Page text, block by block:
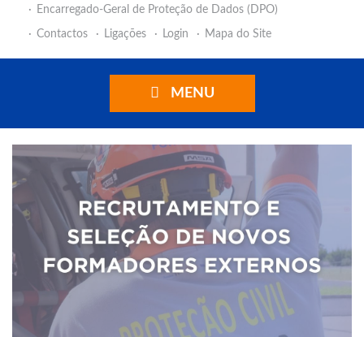
Encarregado-Geral de Proteção de Dados (DPO)
Contactos
Ligações Login Mapa do Site
MENU